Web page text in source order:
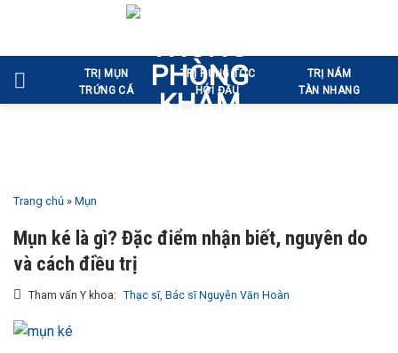
nội
dung
TRỊ MỤN
TRỨNG CÁ
TRỊ RỤNG TÓC
HÓI ĐẦU
TRỊ NÁM
TÀN NHANG
Trang chủ » Mụn
Mụn ké là gì? Đặc điểm nhận biết, nguyên do
và cách điều trị
Tham vấn Y khoa: Thạc sĩ, Bác sĩ Nguyễn Văn Hoàn